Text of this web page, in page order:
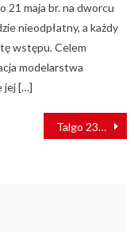
21 maja br. na dworcu
nieodpłatny, a każdy
wstępu. Celem
modelarstwa
jej […]
Talgo 230 w barwach Deutsche Bahn już jeździ na wyspę Sylt